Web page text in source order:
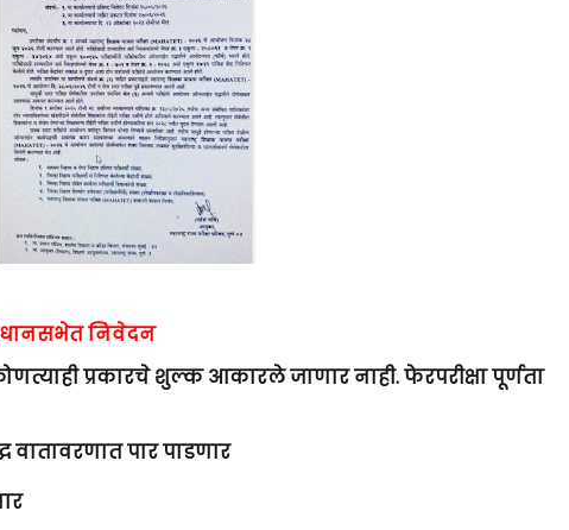
निवेदन
प्रकारचे शुल्क आकारले जाणार नाही. फेरपरीक्षा पूर्णता
वातावरणात पार पाडणार